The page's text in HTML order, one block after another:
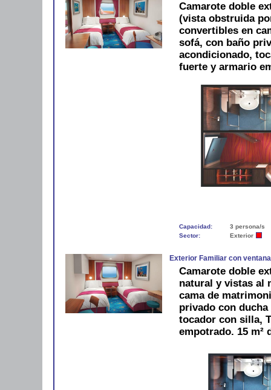
Camarote doble
(vista obstruida
convertibles en
sofá, con baño
acondicionado,
fuerte y armario
Capacidad:
3 persona/s
Sector:
Exterior
Exterior Familiar con
Camarote doble
natural y vistas al
cama de
privado con
tocador con silla,
empotrado. 15 m²